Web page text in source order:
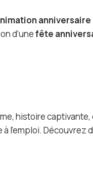
anniversaire
d’unefête
histoire
Découvrez